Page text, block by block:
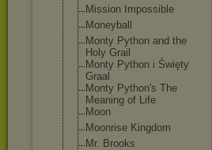
Mission Impossible
Moneyball
Monty Python and the
Holy Grail
Monty Python i Święty
Graal
Monty Python's The
Meaning of Life
Moon
Moonrise Kingdom
Mr. Brooks